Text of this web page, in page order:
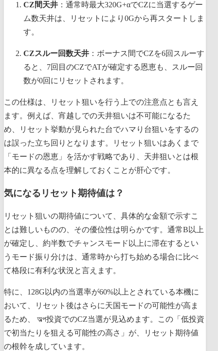
CZ間天井 ：通常時最大320G+αでCZに当選するゲー
ム数天井は、リセットにより0Gから再スタートしま
す。
CZスルー回数天井 ：ボーナス間でCZを6回スルーす
ると、7回目のCZでATが確定する恩恵も、スルー回
数が0回にリセットされます。
この仕様は、リセット狙いを行う上での注意点とも言え
ます。例えば、宵越しでの天井狙いは不可能になるた
め、リセット挙動が見られた台でハマり台狙いをするの
は誤った立ち回りとなります。リセット狙いはあくまで
「モードの恩恵」を活かす戦略であり、天井狙いとは根
本的に異なる点を理解しておくことが肝心です。
気になるリセット期待値は？
リセット狙いの期待値について、具体的な金額で示すこ
とは難しいものの、その優位性は明らかです。通常B以上
が確定し、約半数でチャンスモード以上に滞在するとい
うモード振り分けは、通常時から打ち始める場合に比べ
て格段に有利な状況と言えます。
特に、128G以内の当選率が60%以上とされている本機に
おいて、リセット後はさらに天国モードの可能性が高ま
るため、 অল্প投資でのCZ当選が見込めます。この「低投資
で初当たりを狙える可能性の高さ」が、リセット期待値
の根幹を成しています。